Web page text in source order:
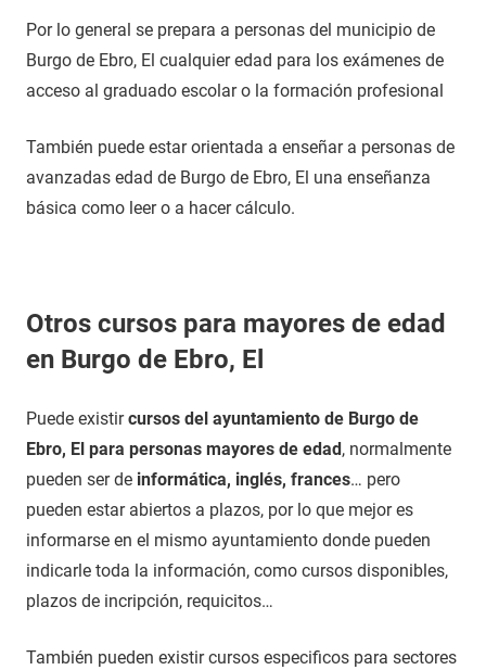
Por lo general se prepara a personas del municipio de
Burgo de Ebro, El cualquier edad para los exámenes de
acceso al graduado escolar o la formación profesional
También puede estar orientada a enseñar a personas de
avanzadas edad de Burgo de Ebro, El una enseñanza
básica como leer o a hacer cálculo.
Otros cursos para mayores de edad
en Burgo de Ebro, El
Puede existircursos del ayuntamiento de Burgo de
Ebro, El para personas mayores de edad, normalmente
pueden ser de informática, inglés, frances… pero
pueden estar abiertos a plazos, por lo que mejor es
informarse en el mismo ayuntamiento donde pueden
indicarle toda la información, como cursos disponibles,
plazos de incripción, requicitos…
También pueden existir cursos especificos para sectores